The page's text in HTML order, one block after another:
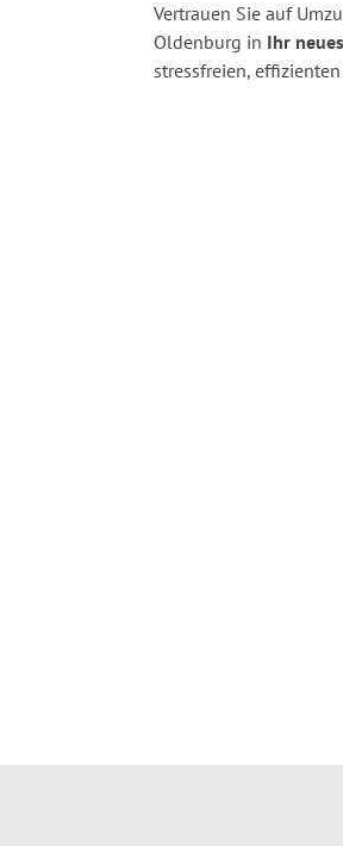
Vertrauen Sie auf
Oldenburg in Ihr
stressfreien,